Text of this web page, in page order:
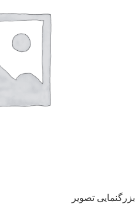
بزرگنمایی تصویر